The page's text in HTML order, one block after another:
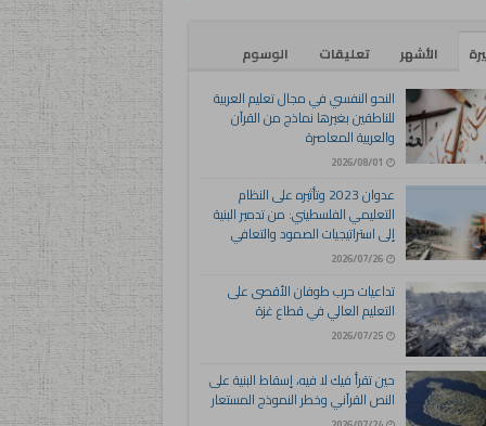
الأشهر تعليقات
الوسوم
النحو النفسي في مجال تعليم العربية
للناطقين بغيرها نماذج من القرآن
والعربية المعاصرة
2026/08/01
عدوان 2023 وتأثيره على النظام
التعليمي الفلسطيني: من تدمير البنية
إلى استراتيجيات الصمود والتعافي
2026/07/26
تداعيات حرب طوفان الأقصى على
التعليم العالي في قطاع غزة
2026/07/25
حين تقرأ فيك لا فيه، إسقاط البنية على
النص القرآني وخطر النموذج المستعار